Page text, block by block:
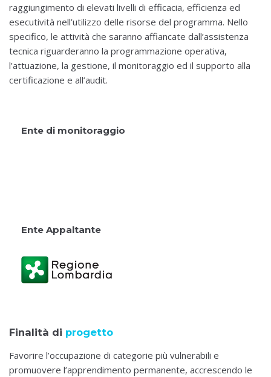
raggiungimento di elevati livelli di efficacia, efficienza ed
esecutività nell’utilizzo delle risorse del programma. Nello
specifico, le attività che saranno affiancate dall’assistenza
tecnica riguarderanno la programmazione operativa,
l’attuazione, la gestione, il monitoraggio ed il supporto alla
certificazione e all’audit.
Ente di monitoraggio
Ente Appaltante
Finalità di progetto
Favorire l’occupazione di categorie più vulnerabili e
promuovere l’apprendimento permanente, accrescendo le